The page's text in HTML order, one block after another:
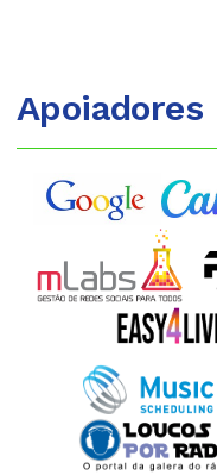
Apoiadores